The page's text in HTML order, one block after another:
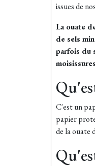
issues de
La ouate
de sels
parfois du
C'est un
papier
de la ouate